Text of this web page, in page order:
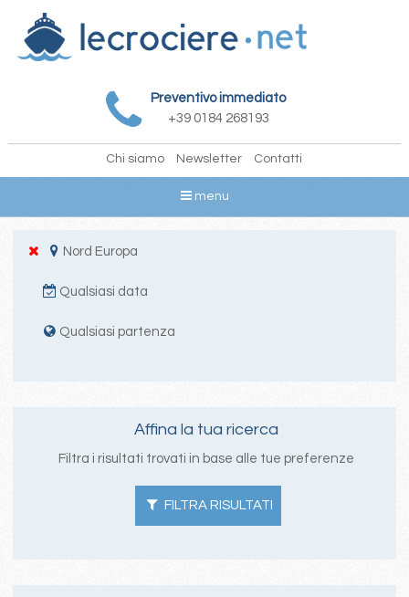
Preventivo immediato
+39 0184 268193
Chi siamo Newsletter Contatti
menu
Nord Europa
Qualsiasi data
Qualsiasi partenza
Affina la tua ricerca
Filtra i risultati trovati in base alle tue preferenze
FILTRA RISULTATI